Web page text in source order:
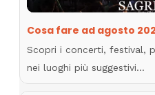
Cosa fare ad agosto
Scopri i concerti, festival,
nei luoghi più suggestivi…